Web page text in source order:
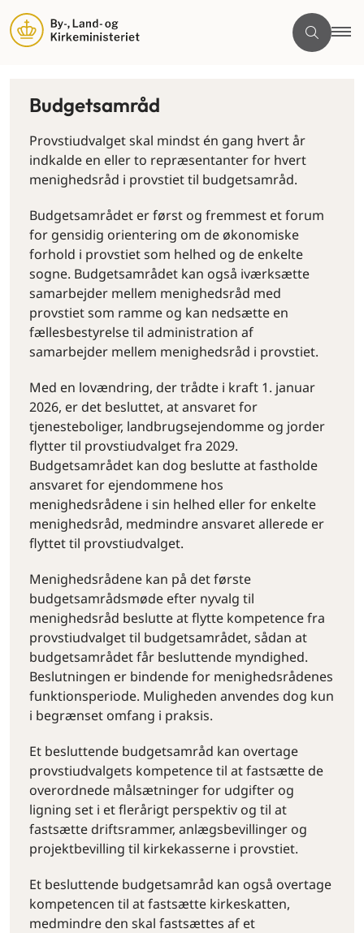
Budgetsamråd
Provstiudvalget skal mindst én gang hvert år
indkalde en eller to repræsentanter for hvert
menighedsråd i provstiet til budgetsamråd.
Budgetsamrådet er først og fremmest et forum
for gensidig orientering om de økonomiske
forhold i provstiet som helhed og de enkelte
sogne. Budgetsamrådet kan også iværksætte
samarbejder mellem menighedsråd med
provstiet som ramme og kan nedsætte en
fællesbestyrelse til administration af
samarbejder mellem menighedsråd i provstiet.
Med en lovændring, der trådte i kraft 1. januar
2026, er det besluttet, at ansvaret for
tjenesteboliger, landbrugsejendomme og jorder
flytter til provstiudvalget fra 2029.
Budgetsamrådet kan dog beslutte at fastholde
ansvaret for ejendommene hos
menighedsrådene i sin helhed eller for enkelte
menighedsråd, medmindre ansvaret allerede er
flyttet til provstiudvalget.
Menighedsrådene kan på det første
budgetsamrådsmøde efter nyvalg til
menighedsråd beslutte at flytte kompetence fra
provstiudvalget til budgetsamrådet, sådan at
budgetsamrådet får besluttende myndighed.
Beslutningen er bindende for menighedsrådenes
funktionsperiode. Muligheden anvendes dog kun
i begrænset omfang i praksis.
Et besluttende budgetsamråd kan overtage
provstiudvalgets kompetence til at fastsætte de
overordnede målsætninger for udgifter og
ligning set i et flerårigt perspektiv og til at
fastsætte driftsrammer, anlægsbevillinger og
projektbevilling til kirkekasserne i provstiet.
Et besluttende budgetsamråd kan også overtage
kompetencen til at fastsætte kirkeskatten,
medmindre den skal fastsættes af et